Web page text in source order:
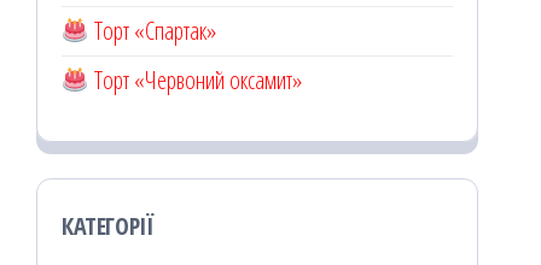
Торт «Спартак»
Торт «Червоний оксамит»
КАТЕГОРІЇ